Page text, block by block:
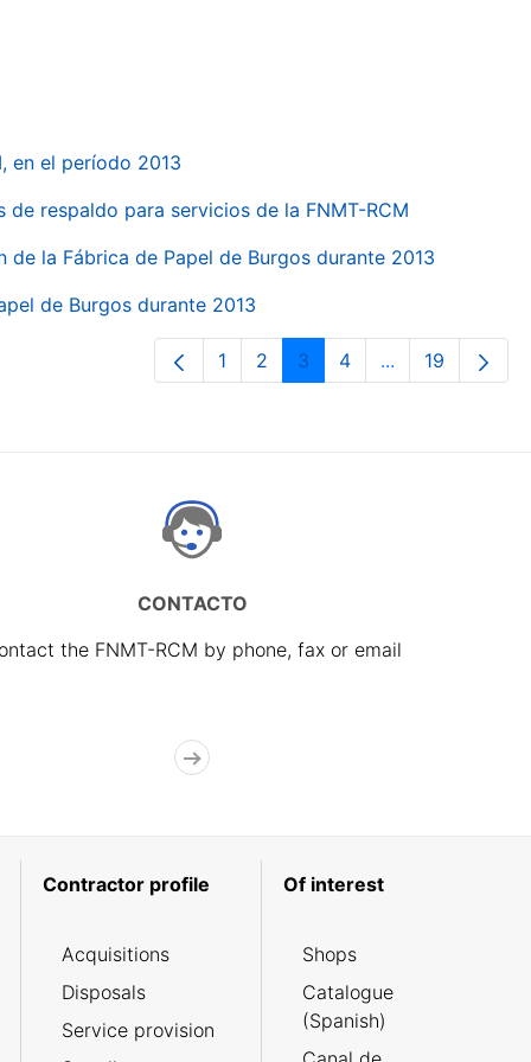
en el período 2013
respaldo para servicios de la FNMT-RCM
la Fábrica de Papel de Burgos durante 2013
de Burgos durante 2013
Page
1 Page
2 Page
3 Page
4 ...Intermediate
Page
19
CONTACTO
the FNMT-RCM by phone, fax or email
Contractor profile
Acquisitions
Disposals
Service provision
Of interest
Shops
Catalogue
(Spanish)